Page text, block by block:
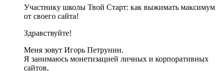
Участнику школы Твой Старт: как выжимать максимум
от своего сайта!
Здравствуйте!
Меня зовут Игорь Петрунин.
Я занимаюсь монетизацией личных и корпоративных
сайтов,